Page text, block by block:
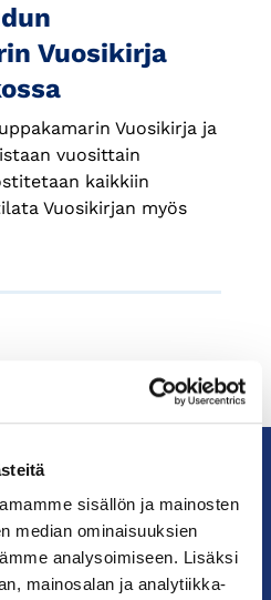
sisällön ja mainosten
median ominaisuuksien
analysoimiseen. Lisäksi
mainosalan ja analytiikka-
Vuosikirja
Vuosikirja ja
vuosittain
kaikkiin
Vuosikirjan myös